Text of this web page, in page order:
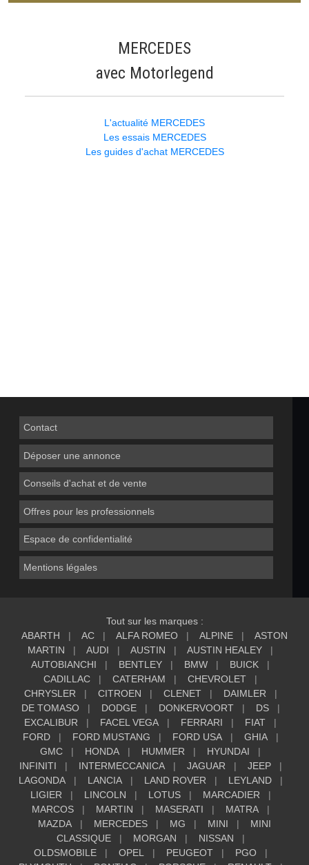
MERCEDES
avec Motorlegend
L'actualité MERCEDES
Les essais MERCEDES
Les guides d'achat MERCEDES
Contact
Déposer une annonce
Conseils d'achat et de vente
Offres pour les professionnels
Espace de confidentialité
Mentions légales
Tout sur les marques :
ABARTH
AC ALFA ROMEO ALPINE
ASTON
MARTIN
AUDI AUSTIN
AUSTIN HEALEY
AUTOBIANCHI
BENTLEY BMW
BUICK
CADILLAC
CATERHAM
CHEVROLET
CHRYSLER
CITROEN CLENET
DAIMLER
DE TOMASO
DODGE DONKERVOORT
DS
EXCALIBUR
FACEL VEGA FERRARI
FIAT
FORD
FORD MUSTANG FORD USA
GHIA
GMC
HONDA HUMMER
HYUNDAI
INFINITI
INTERMECCANICA JAGUAR
JEEP
LAGONDA
LANCIA LAND ROVER
LEYLAND
LIGIER
LINCOLN LOTUS
MARCADIER
MARCOS
MARTIN MASERATI
MATRA
MAZDA
MERCEDES MG MINI
MINI
CLASSIQUE
MORGAN
NISSAN
OLDSMOBILE
OPEL PEUGEOT
PGO